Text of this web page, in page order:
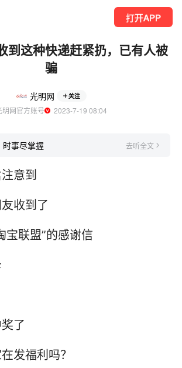
打开APP
到这种快递赶紧扔，已有人被
骗
光明网 关注
明网官方账号
  2023-7-19 08:04
事尽掌握 去听全文
意到
收到了
宝联盟”的感谢信
了
发福利吗？